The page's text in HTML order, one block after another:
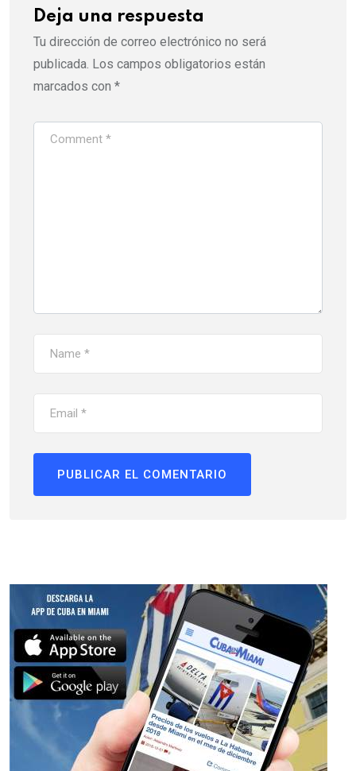
Deja una respuesta
Tu dirección de correo electrónico no será
publicada. Los campos obligatorios están
marcados con *